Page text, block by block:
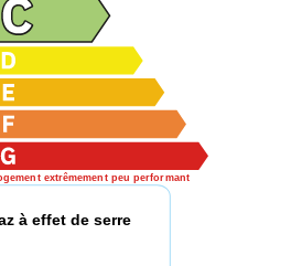
extrêmement peu performant
à effet de serre